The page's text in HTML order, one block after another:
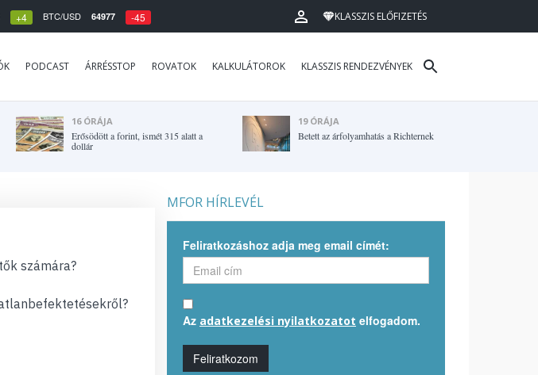
+4 BTC/USD 64977 -45 KLASSZIS ELŐFIZETÉS
PODCAST ÁRRÉSSTOP ROVATOK KALKULÁTOROK KLASSZIS RENDEZVÉNYEK
16 ÓRÁJA
Erősödött a forint, ismét 315 alatt a
dollár
19 ÓRÁJA
Betett az árfolyamhatás a Richternek
számára?
MFOR HÍRLEVÉL
Feliratkozáshoz adja meg email címét:
Az adatkezelési nyilatkozatot elfogadom.
Feliratkozom